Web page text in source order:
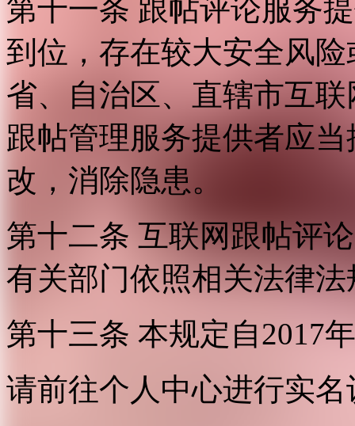
第十一条 跟帖评论服务
到位，存在较大安全风
省、自治区、直辖市互
跟帖管理服务提供者应
改，消除隐患。
第十二条 互联网跟帖评
有关部门依照相关法律
第十三条 本规定自2017
请前往个人中心进行实名